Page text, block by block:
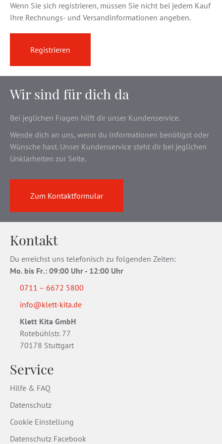
Wenn Sie sich registrieren, müssen Sie nicht bei jedem Kauf
Ihre Rechnungs- und Versandinformationen angeben.
Registrieren
Wir sind für dich da
Bei jeglichen Fragen hilft dir unser Kundenservice.
Wende dich an uns, wenn du Informationen benötigst oder
Wünsche hast. Unser Kundenservice steht dir bei jeglichen
Unklarheiten zur Seite.
Zum Kontaktformular
Kontakt
Du erreichst uns telefonisch zu folgenden Zeiten:
Mo. bis Fr.: 09:00 Uhr - 12:00 Uhr
0711 – 6672 5800
info@klett-kita.de
Klett Kita GmbH
Rotebühlstr. 77
70178 Stuttgart
Service
Hilfe & FAQ
Datenschutz
Cookie Einstellung
Datenschutz Facebook